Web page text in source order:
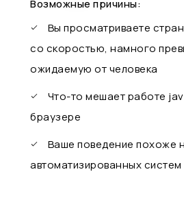
Возможные причины:
Вы просматриваете
со скоростью, намного
ожидаемую от человека
Что-то мешает работе
браузере
Ваше поведение похоже
автоматизированных систем